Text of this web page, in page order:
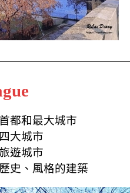
都和最大城市
大城市
遊城市
史、風格的建築